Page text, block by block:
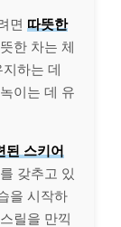
면 따뜻한
한 차는 체
하는 데
이는 데 유
된 스키어
갖추고 있
을 시작하
릴을 만끽